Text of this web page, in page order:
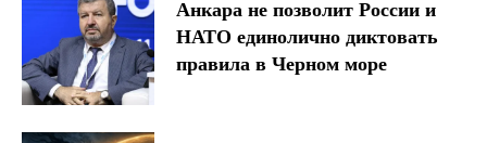
Анкара не позволит России и
НАТО единолично диктовать
правила в Черном море